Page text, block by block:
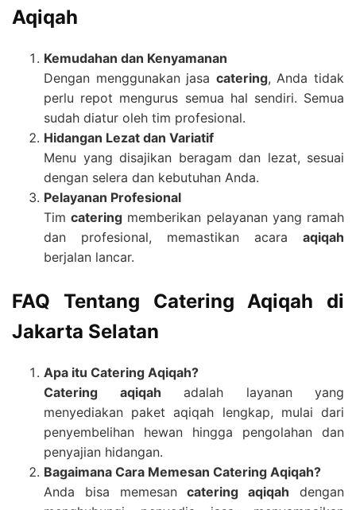
Aqiqah
Kemudahan dan Kenyamanan
Dengan menggunakan jasa catering, Anda tidak
perlu repot mengurus semua hal sendiri. Semua
sudah diatur oleh tim profesional.
Hidangan Lezat dan Variatif
Menu yang disajikan beragam dan lezat, sesuai
dengan selera dan kebutuhan Anda.
Pelayanan Profesional
Timcatering memberikan pelayanan yang ramah
dan profesional, memastikan acara aqiqah
berjalan lancar.
FAQ Tentang Catering Aqiqah di
Jakarta Selatan
Apa itu Catering Aqiqah?
Catering aqiqah adalah layanan yang
menyediakan paket aqiqah lengkap, mulai dari
penyembelihan hewan hingga pengolahan dan
penyajian hidangan.
Bagaimana Cara Memesan Catering Aqiqah?
Anda bisa memesancatering aqiqah dengan